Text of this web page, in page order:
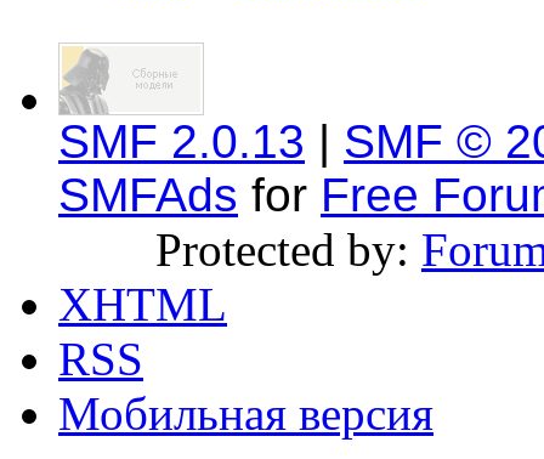
SMF 2.0.13 | SMF ©
SMFAds for Free
Protected by:
XHTML
RSS
Мобильная версия